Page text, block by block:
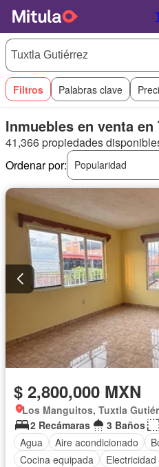
Filtros Palabras clave
Inmuebles en venta
41,366 propiedades
Ordenar por:
Popularidad
$ 2,800,000 MXN
Los Manguitos, Tuxtla
2 Recámaras
3 Baños
Agua
Aire acondicionado
Cocina equipada
Electricidad